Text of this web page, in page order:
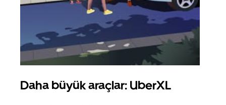
Daha büyük araçlar: UberXL